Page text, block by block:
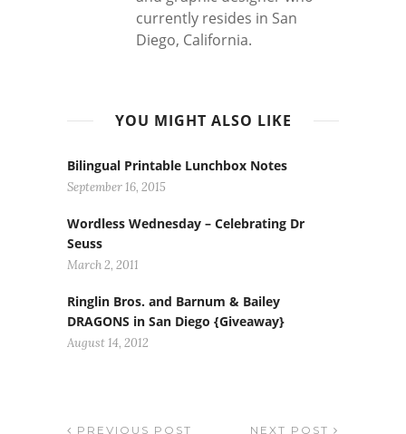
currently resides in San
Diego, California.
YOU MIGHT ALSO LIKE
Bilingual Printable Lunchbox Notes
September 16, 2015
Wordless Wednesday – Celebrating Dr
Seuss
March 2, 2011
Ringlin Bros. and Barnum & Bailey
DRAGONS in San Diego {Giveaway}
August 14, 2012
PREVIOUS POST NEXT POST